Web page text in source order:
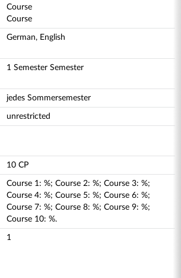
Course
Course
German, English
1 Semester Semester
jedes Sommersemester
unrestricted
10 CP
Course 1: %; Course 2: %; Course 3: %;
Course 4: %; Course 5: %; Course 6: %;
Course 7: %; Course 8: %; Course 9: %;
Course 10: %.
1